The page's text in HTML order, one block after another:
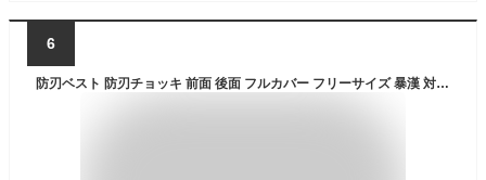
6
防刃ベスト 防刃チョッキ 前面 後面 フルカバー フリーサイズ 暴漢 対策 警備 警護 護身